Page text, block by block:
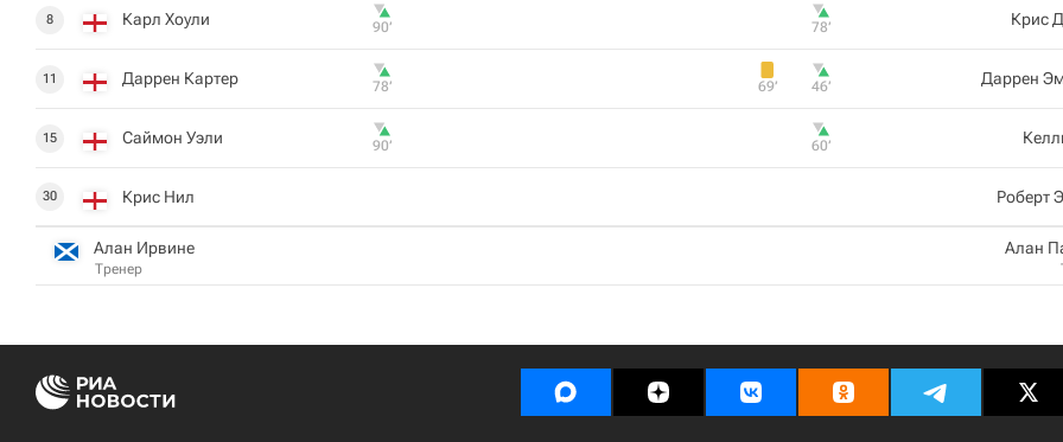
8 Карл Хоули 90‎’‎
11 Даррен Картер 78‎’‎
15 Саймон Уэли 90‎’‎
30 Крис Нил
Алан Ирвине
Тренер
Крис
78‎’‎
Дaррен
46‎’‎
69‎’‎
60‎’‎
Роберт
Алан